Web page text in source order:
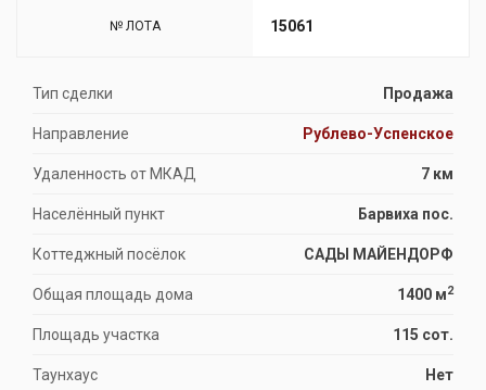
№ ЛОТА 15061
Тип сделки Продажа
Направление Рублево-Успенское
Удаленность от МКАД 7 км
Населённый пункт Барвиха пос.
Коттеджный посёлок САДЫ МАЙЕНДОРФ
Общая площадь дома 1400 м2
Площадь участка 115 сот.
Таунхаус Нет